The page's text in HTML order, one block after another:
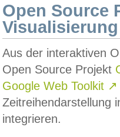
Open Source
Visualisierung
Aus der interaktiven
Open Source Projekt
Google Web Toolkit ↗
Zeitreihendarstellung
integrieren.